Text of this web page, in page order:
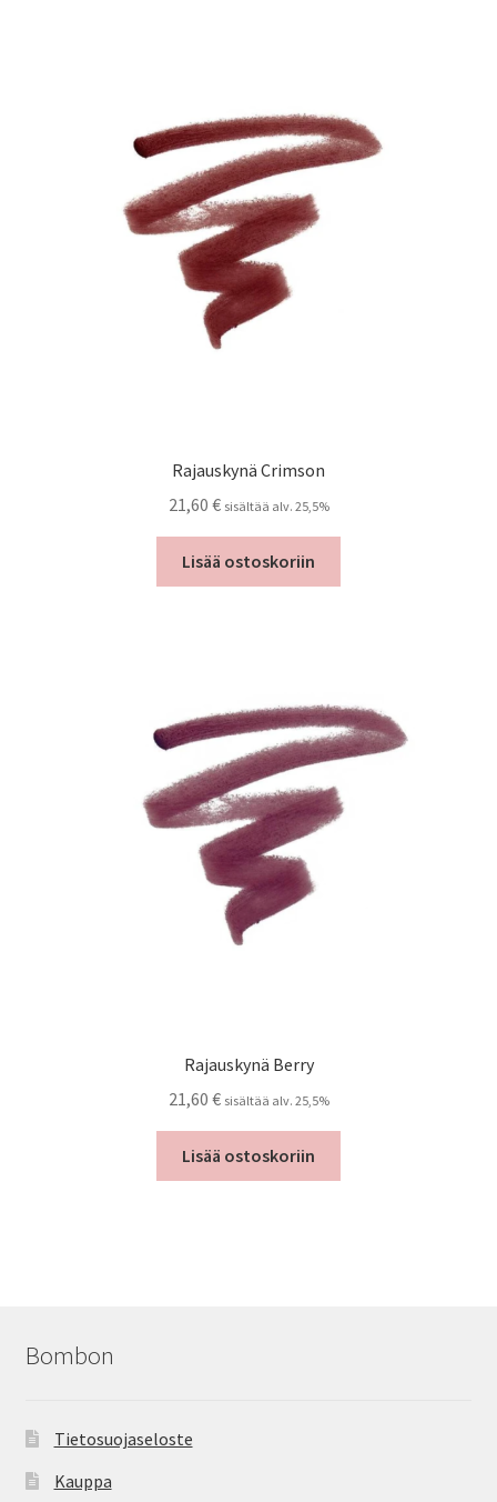
Rajauskynä Crimson
21,60 € sisältää alv. 25,5%
Lisää ostoskoriin
Rajauskynä Berry
21,60 € sisältää alv. 25,5%
Lisää ostoskoriin
Bombon
Tietosuojaseloste
Kauppa